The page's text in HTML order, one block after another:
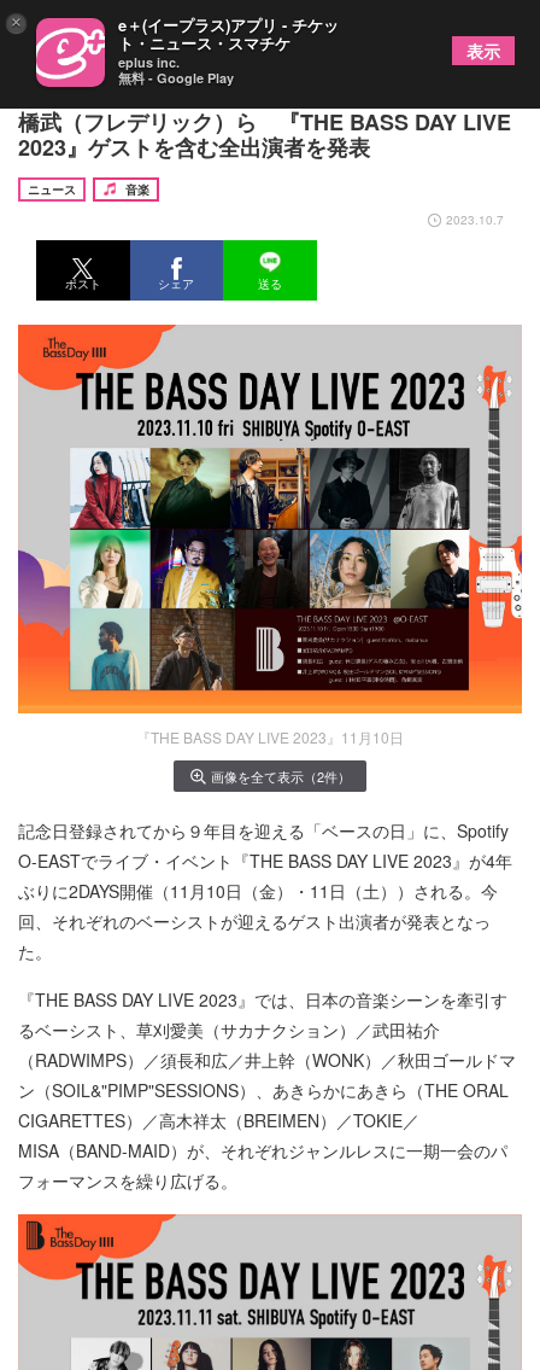
YonYon、mabanua、小野武正（KEYTALK）、高
橋武（フレデリック）ら 『THE BASS DAY LIVE
2023』ゲストを含む全出演者を発表
ニュース
音楽
2023.10.7
ポスト シェア 送る
『THE BASS DAY LIVE 2023』11月10日
画像を全て表示（2件）
記念日登録されてから９年目を迎える「ベースの日」に、Spotify
O-EASTでライブ・イベント『THE BASS DAY LIVE 2023』が4年
ぶりに2DAYS開催（11月10日（金）・11日（土））される。今
回、それぞれのベーシストが迎えるゲスト出演者が発表となっ
た。
『THE BASS DAY LIVE 2023』では、日本の音楽シーンを牽引す
るベーシスト、草刈愛美（サカナクション）／武田祐介
（RADWIMPS）／須長和広／井上幹（WONK）／秋田ゴールドマ
ン（SOIL&"PIMP"SESSIONS）、あきらかにあきら（THE ORAL
CIGARETTES）／高木祥太（BREIMEN）／TOKIE／
MISA（BAND-MAID）が、それぞれジャンルレスに一期一会のパ
フォーマンスを繰り広げる。
× e＋(イープラス)アプリ - チケッ
ト・ニュース・スマチケ
eplus inc.
無料 - Google Play
表示